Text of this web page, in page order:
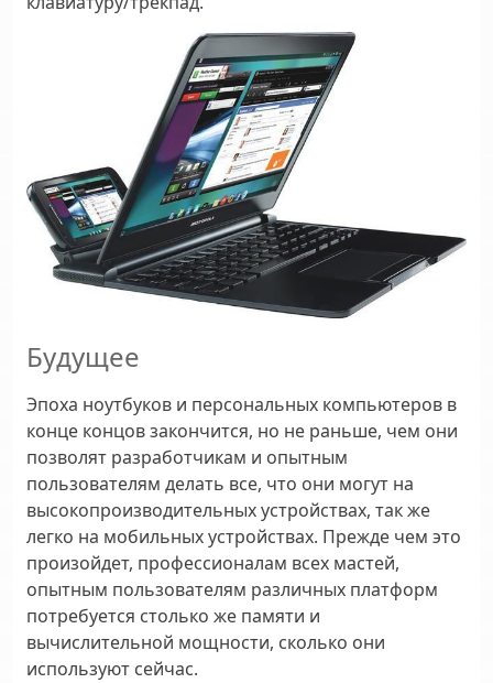
Будущее
Эпоха ноутбуков и персональных компьютеров в
конце концов закончится, но не раньше, чем они
позволят разработчикам и опытным
пользователям делать все, что они могут на
высокопроизводительных устройствах, так же
легко на мобильных устройствах. Прежде чем это
произойдет, профессионалам всех мастей,
опытным пользователям различных платформ
потребуется столько же памяти и
вычислительной мощности, сколько они
используют сейчас.